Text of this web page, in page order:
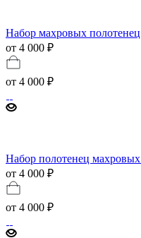
Набор махровых
от 4 000 ₽
от 4 000 ₽
Набор полотенец
от 4 000 ₽
от 4 000 ₽